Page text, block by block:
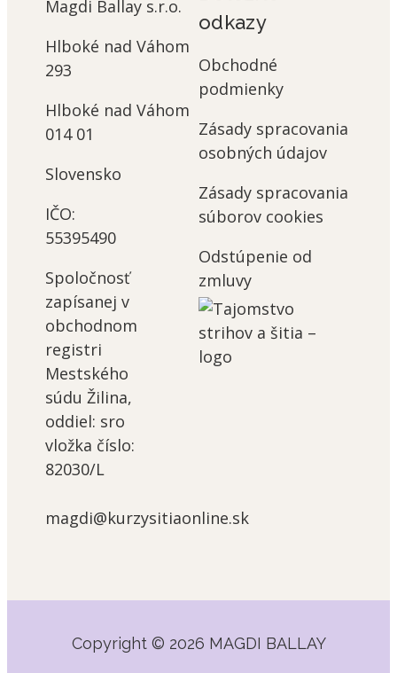
Magdi Ballay s.r.o.
Hlboké nad Váhom
293
Hlboké nad Váhom
014 01
Slovensko
IČO:
55395490
Spoločnosť
zapísanej v
obchodnom
registri
Mestského
súdu Žilina,
oddiel: sro
vložka číslo:
82030/L
magdi@kurzysitiaonline.sk
odkazy
Obchodné
podmienky
Zásady spracovania
osobných údajov
Zásady spracovania
súborov cookies
Odstúpenie od
zmluvy
Copyright © 2026 MAGDI BALLAY